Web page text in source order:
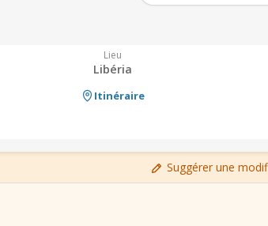
Lieu
Libéria
Itinéraire
Suggérer une